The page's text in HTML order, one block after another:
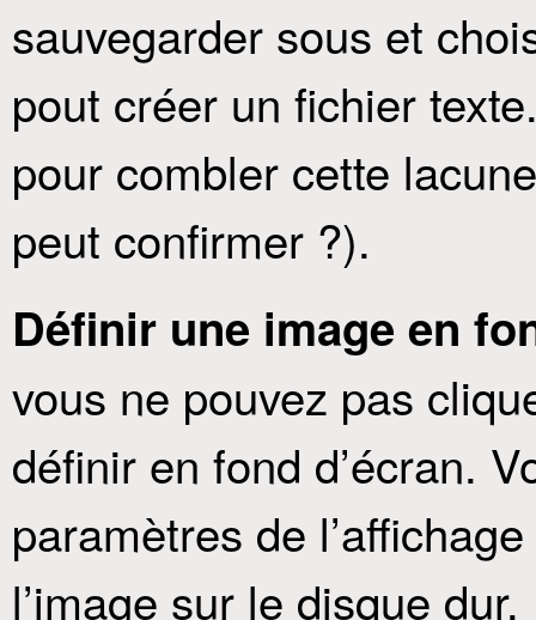
sauvegarder sous et
pout créer un fichier
pour combler cette
peut confirmer ?).
Définir une image en
vous ne pouvez pas
définir en fond d’écran.
paramètres de
l’image sur le disque